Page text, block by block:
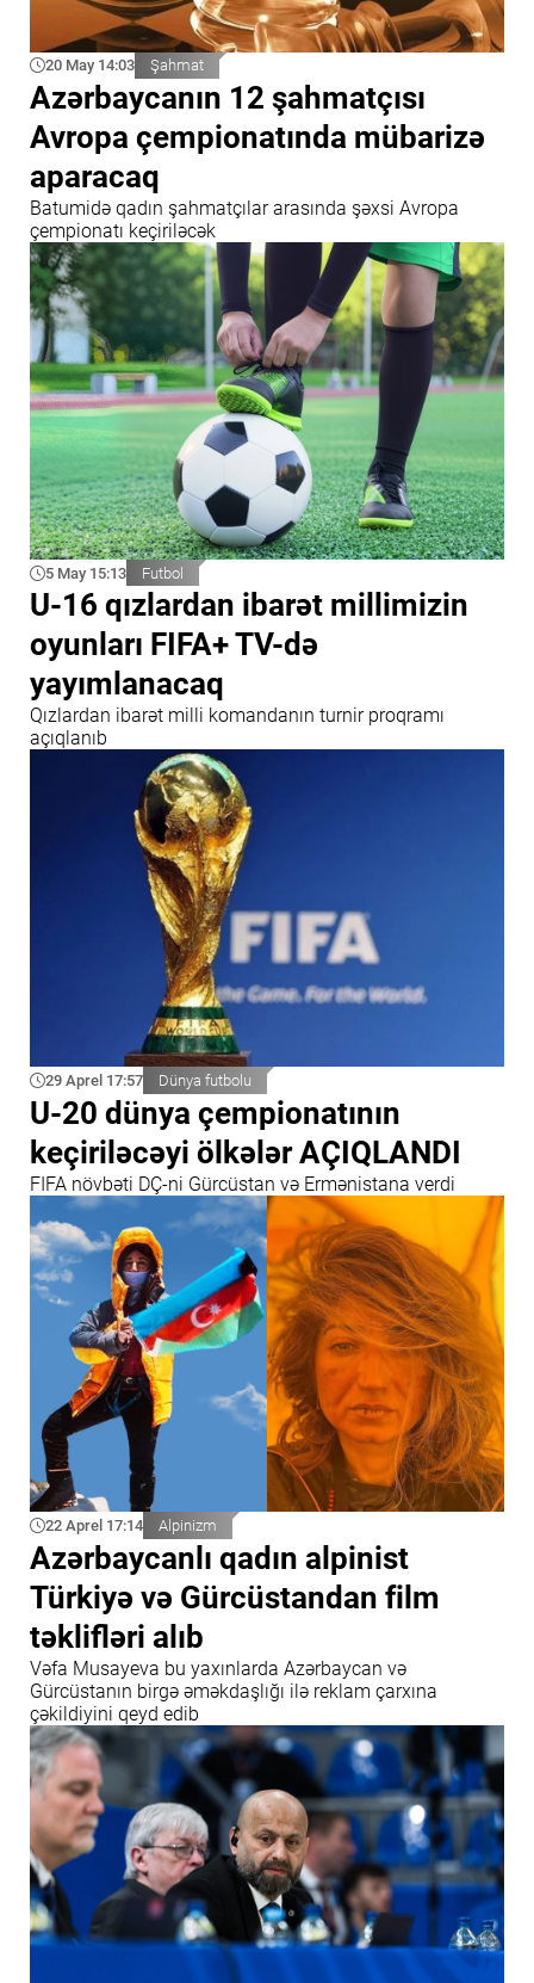
20 May 14:03 Şahmat
Azərbaycanın 12 şahmatçısı
Avropa çempionatında mübarizə
aparacaq
Batumidə qadın şahmatçılar arasında şəxsi Avropa
çempionatı keçiriləcək
5 May 15:13 Futbol
U-16 qızlardan ibarət millimizin
oyunları FIFA+ TV-də
yayımlanacaq
Qızlardan ibarət milli komandanın turnir proqramı
açıqlanıb
29 Aprel 17:57 Dünya futbolu
U-20 dünya çempionatının
keçiriləcəyi ölkələr AÇIQLANDI
FIFA növbəti DÇ-ni Gürcüstan və Ermənistana verdi
22 Aprel 17:14 Alpinizm
Azərbaycanlı qadın alpinist
Türkiyə və Gürcüstandan film
təklifləri alıb
Vəfa Musayeva bu yaxınlarda Azərbaycan və
Gürcüstanın birgə əməkdaşlığı ilə reklam çarxına
çəkildiyini qeyd edib